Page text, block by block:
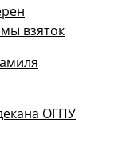
взяток
ОГПУ